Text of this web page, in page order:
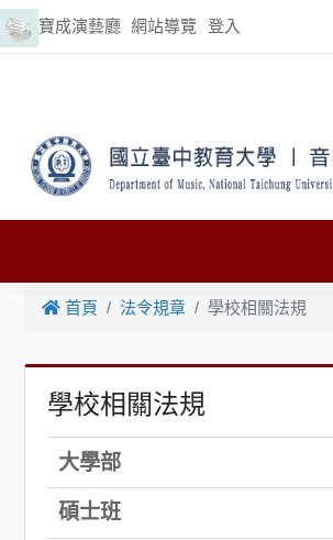
跳到主要內容
寶成演藝廳 網站導覽 登入
首頁 法令規章 學校相關法規
學校相關法規
大學部
碩士班